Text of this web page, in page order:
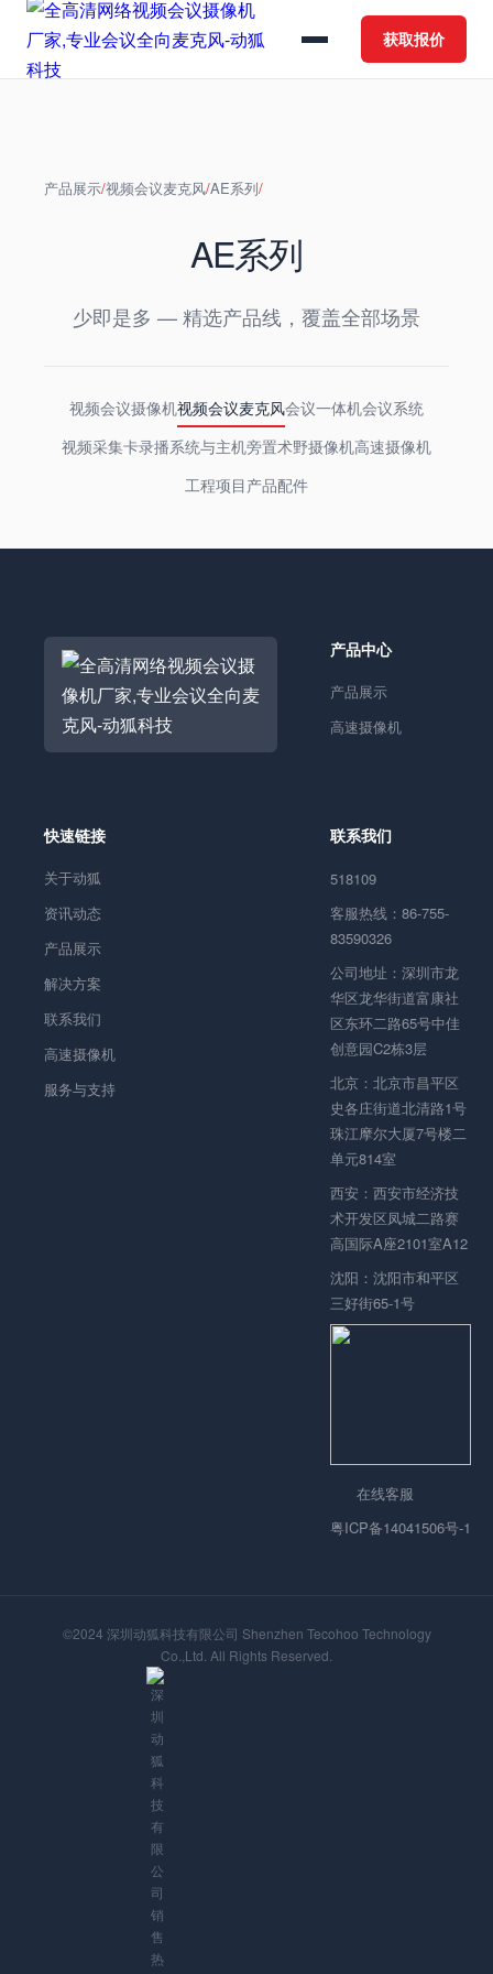
获取报价
产品展示/视频会议麦克风/AE系列/
AE系列
少即是多 — 精选产品线，覆盖全部场景
视频会议摄像机视频会议麦克风会议一体机会议系统
视频采集卡录播系统与主机旁置术野摄像机高速摄像机
工程项目产品配件
产品中心
产品展示
高速摄像机
快速链接
关于动狐
资讯动态
产品展示
解决方案
联系我们
高速摄像机
服务与支持
联系我们
518109
客服热线：86-755-
83590326
公司地址：深圳市龙
华区龙华街道富康社
区东环二路65号中佳
创意园C2栋3层
北京：北京市昌平区
史各庄街道北清路1号
珠江摩尔大厦7号楼二
单元814室
西安：西安市经济技
术开发区凤城二路赛
高国际A座2101室A12
沈阳：沈阳市和平区
三好街65-1号
在线客服
粤ICP备14041506号-1
©2024 深圳动狐科技有限公司 Shenzhen Tecohoo Technology
Co.,Ltd. All Rights Reserved.